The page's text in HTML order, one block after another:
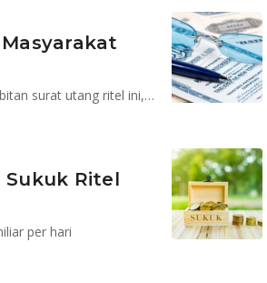
Indonesia bisa mencontoh negara lain yang sukses dalam hal penerbitan surat utang ritel ini, seperti Jepang
Sukuk Ritel
per hari